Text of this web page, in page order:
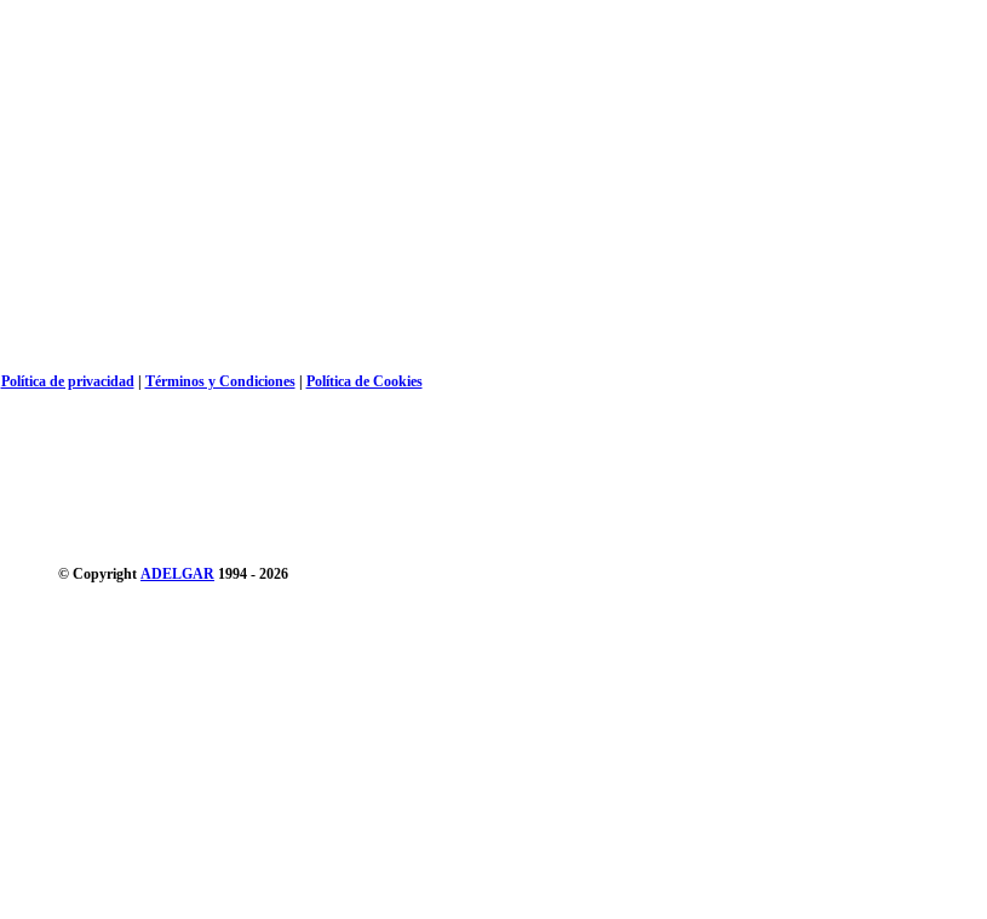
Política de privacidad | Términos y Condiciones| Política de Cookies
© Copyright ADELGAR 1994 - 2026